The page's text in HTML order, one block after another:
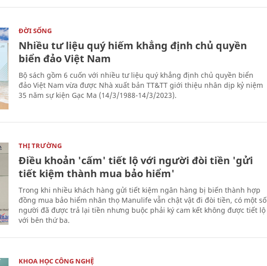
ĐỜI SỐNG
Nhiều tư liệu quý hiếm khẳng định chủ quyền
biển đảo Việt Nam
Bộ sách gồm 6 cuốn với nhiều tư liệu quý khẳng định chủ quyền biển
đảo Việt Nam vừa được Nhà xuất bản TT&TT giới thiệu nhân dịp kỷ niệm
35 năm sự kiện Gạc Ma (14/3/1988-14/3/2023).
THỊ TRƯỜNG
Điều khoản 'cấm' tiết lộ với người đòi tiền 'gửi
tiết kiệm thành mua bảo hiểm'
Trong khi nhiều khách hàng gửi tiết kiệm ngân hàng bị biến thành hợp
đồng mua bảo hiểm nhân thọ Manulife vẫn chật vật đi đòi tiền, có một số
người đã được trả lại tiền nhưng buộc phải ký cam kết không được tiết lộ
với bên thứ ba.
KHOA HỌC CÔNG NGHỆ